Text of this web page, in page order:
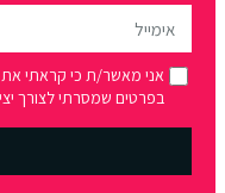
אני מאשר/ת כי קראתי את
בפרטים שמסרתי לצורך